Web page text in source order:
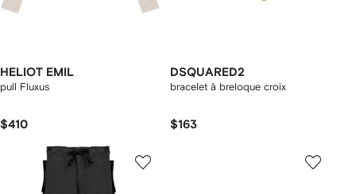
HELIOT EMIL
pull Fluxus
$410
DSQUARED2
bracelet à breloque croix
$163